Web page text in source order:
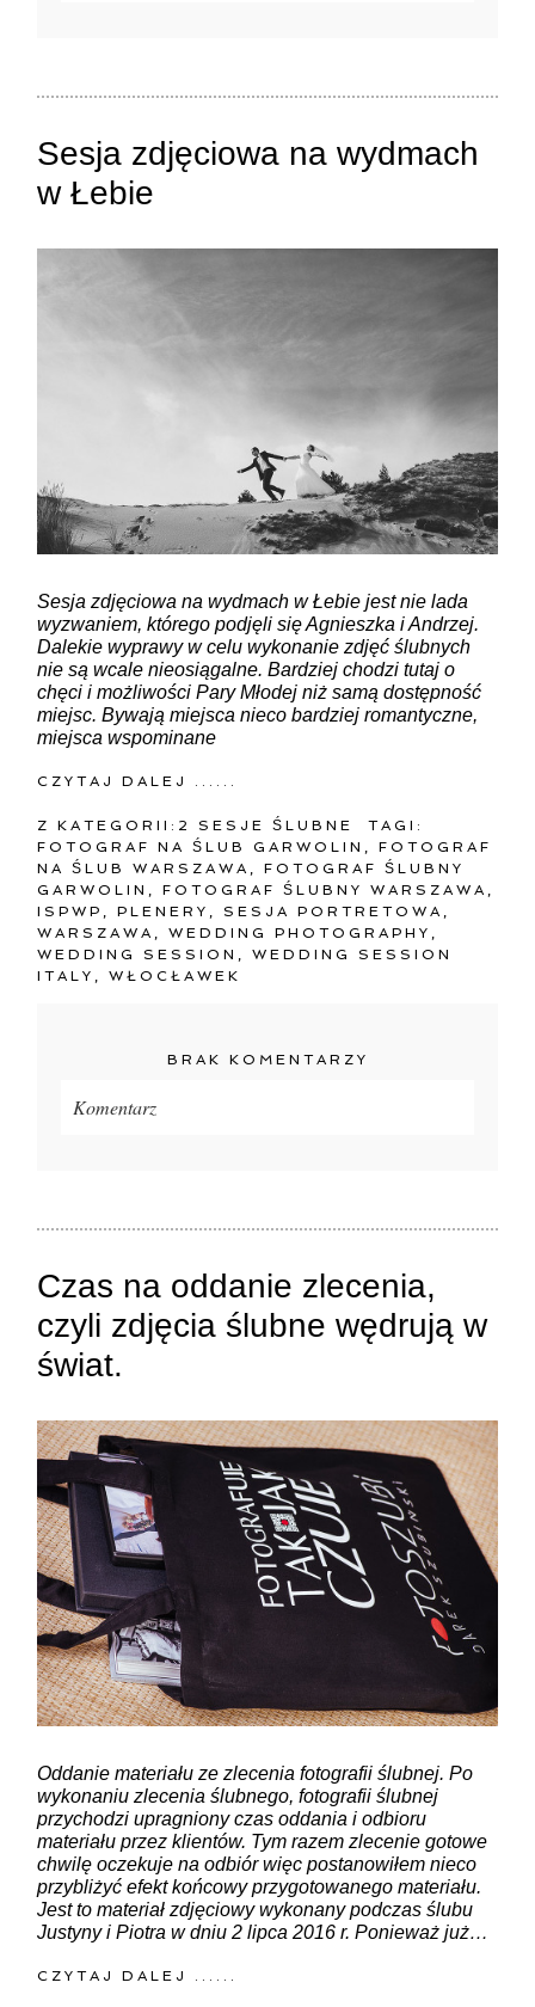
Sesja zdjęciowa na wydmach
w Łebie
Sesja zdjęciowa na wydmach w Łebie jest nie lada
wyzwaniem, którego podjęli się Agnieszka i Andrzej.
Dalekie wyprawy w celu wykonanie zdjęć ślubnych
nie są wcale nieosiągalne. Bardziej chodzi tutaj o
chęci i możliwości Pary Młodej niż samą dostępność
miejsc. Bywają miejsca nieco bardziej romantyczne,
miejsca wspominane
CZYTAJ DALEJ ......
Z KATEGORII: 2 SESJE ŚLUBNE
TAGI:
FOTOGRAF NA ŚLUB GARWOLIN
,FOTOGRAF
NA ŚLUB WARSZAWA
,FOTOGRAF ŚLUBNY
GARWOLIN
,FOTOGRAF ŚLUBNY WARSZAWA
ISPWP
,PLENERY SESJA PORTRETOWA
WARSZAWA
,WEDDING PHOTOGRAPHY
WEDDING SESSION
,WEDDING SESSION
ITALY
,WŁOCŁAWEK
BRAK KOMENTARZY
Komentarz
ZAMIEŚĆ KOMENTARZ
Czas na oddanie zlecenia,
czyli zdjęcia ślubne wędrują w
świat.
Oddanie materiału ze zlecenia fotografii ślubnej. Po
wykonaniu zlecenia ślubnego, fotografii ślubnej
przychodzi upragniony czas oddania i odbioru
materiału przez klientów. Tym razem zlecenie gotowe
chwilę oczekuje na odbiór więc postanowiłem nieco
przybliżyć efekt końcowy przygotowanego materiału.
Jest to materiał zdjęciowy wykonany podczas ślubu
Justyny i Piotra w dniu 2 lipca 2016 r. Ponieważ już…
CZYTAJ DALEJ ......